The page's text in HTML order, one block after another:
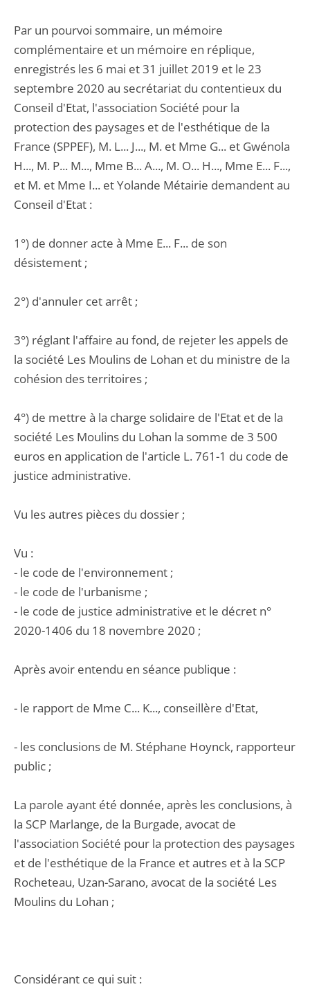
Par un pourvoi sommaire, un mémoire
complémentaire et un mémoire en réplique,
enregistrés les 6 mai et 31 juillet 2019 et le 23
septembre 2020 au secrétariat du contentieux du
Conseil d'Etat, l'association Société pour la
protection des paysages et de l'esthétique de la
France (SPPEF), M. L... J..., M. et Mme G... et Gwénola
H..., M. P... M..., Mme B... A..., M. O... H..., Mme E... F...,
et M. et Mme I... et Yolande Métairie demandent au
Conseil d'Etat :
1°) de donner acte à Mme E... F... de son
désistement ;
2°) d'annuler cet arrêt ;
3°) réglant l'affaire au fond, de rejeter les appels de
la société Les Moulins de Lohan et du ministre de la
cohésion des territoires ;
4°) de mettre à la charge solidaire de l'Etat et de la
société Les Moulins du Lohan la somme de 3 500
euros en application de l'article L. 761-1 du code de
justice administrative.
Vu les autres pièces du dossier ;
Vu :
- le code de l'environnement ;
- le code de l'urbanisme ;
- le code de justice administrative et le décret n°
2020-1406 du 18 novembre 2020 ;
Après avoir entendu en séance publique :
- le rapport de Mme C... K..., conseillère d'Etat,
- les conclusions de M. Stéphane Hoynck, rapporteur
public ;
La parole ayant été donnée, après les conclusions, à
la SCP Marlange, de la Burgade, avocat de
l'association Société pour la protection des paysages
et de l'esthétique de la France et autres et à la SCP
Rocheteau, Uzan-Sarano, avocat de la société Les
Moulins du Lohan ;
Considérant ce qui suit :